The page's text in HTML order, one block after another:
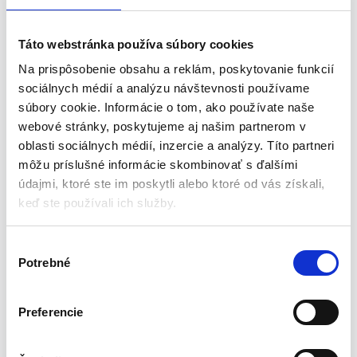
Táto webstránka používa súbory cookies
Na prispôsobenie obsahu a reklám, poskytovanie funkcií
sociálnych médií a analýzu návštevnosti používame
súbory cookie. Informácie o tom, ako používate naše
webové stránky, poskytujeme aj našim partnerom v
oblasti sociálnych médií, inzercie a analýzy. Títo partneri
môžu príslušné informácie skombinovať s ďalšími
údajmi, ktoré ste im poskytli alebo ktoré od vás získali,
keď ste používali ich služby.
Potrebné
Preferencie
nepostrádateľným riešením na zlepšenie kvality vody vo vašom
Vlastnosti produktu:
VYSOKÁ ÚČINNOSŤ
– veľký priemer čerpacej komory a
účinnosť čerpacieho mechanizmu zaisťujú vysoký prietok
ŠIROKÉ POUŽITIE
bazénoch s objemom 1100-17 400 l.
JEDNODUCHÁ INŠTALÁCIA
nekomplikovaný princíp činnosti umožňujú rýchle pripojenie
FILTRAČNÝ SYSTÉM